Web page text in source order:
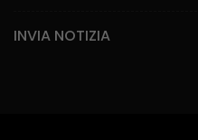
INVIA NOTIZIA